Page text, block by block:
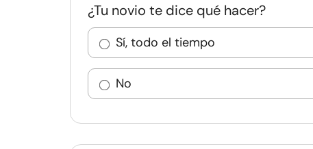
¿Tu novio te dice qué hacer?
Sí, todo el tiempo
No